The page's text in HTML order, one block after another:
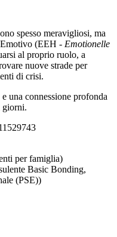
spesso meravigliosi, ma
(EEH - Emotionelle
al proprio ruolo, a
nuove strade per
di crisi.
una connessione profonda
giorni.
per famiglia)
Basic Bonding,
(PSE))